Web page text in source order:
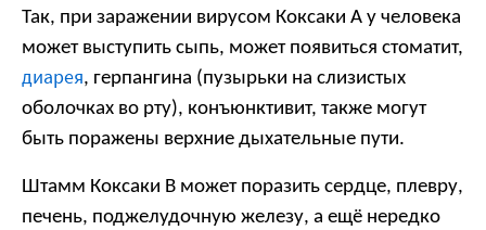
Так, при заражении вирусом Коксаки А у человека
может выступить сыпь, может появиться стоматит,
диарея, герпангина (пузырьки на слизистых
оболочках во рту), конъюнктивит, также могут
быть поражены верхние дыхательные пути.
Штамм Коксаки В может поразить сердце, плевру,
печень, поджелудочную железу, а ещё нередко